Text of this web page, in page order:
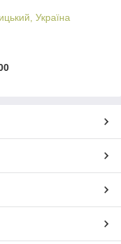
Україна